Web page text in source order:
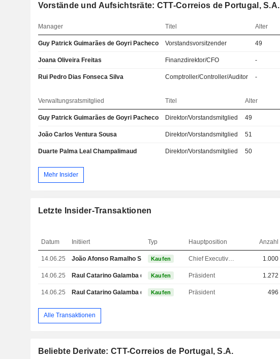
Vorstände und Aufsichtsräte: CTT-Correios de Portugal, S.A.
Manager Titel Alter
Guy Patrick Guimarães de Goyri Pacheco Vorstandsvorsitzender 49
Joana Oliveira Freitas Finanzdirektor/CFO -
Rui Pedro Dias Fonseca Silva Comptroller/Controller/Auditor -
Verwaltungsratsmitglied Titel Alter
Guy Patrick Guimarães de Goyri Pacheco Direktor/Vorstandsmitglied 49
João Carlos Ventura Sousa Direktor/Vorstandsmitglied 51
Duarte Palma Leal Champalimaud Direktor/Vorstandsmitglied 50
Mehr Insider
Letzte Insider-Transaktionen
Datum Initiiert Typ Hauptposition Anzahl
14.06.25 João Afonso Ramalho Sopas Pereira Bento
Kaufen 1.000
14.06.25 Raul Catarino Galamba de Oliveira
Kaufen Präsident 1.272
14.06.25 Raul Catarino Galamba de Oliveira
Kaufen Präsident 496
Alle Transaktionen
Beliebte Derivate: CTT-Correios de Portugal, S.A.